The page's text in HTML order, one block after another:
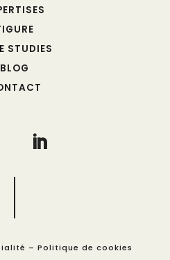
– Politique de cookies
STUDIES
BLOG